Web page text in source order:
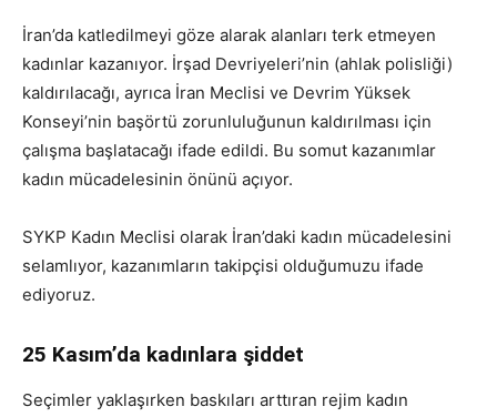
İran’da katledilmeyi göze alarak alanları terk etmeyen
kadınlar kazanıyor. İrşad Devriyeleri’nin (ahlak polisliği)
kaldırılacağı, ayrıca İran Meclisi ve Devrim Yüksek
Konseyi’nin başörtü zorunluluğunun kaldırılması için
çalışma başlatacağı ifade edildi. Bu somut kazanımlar
kadın mücadelesinin önünü açıyor.
SYKP Kadın Meclisi olarak İran’daki kadın mücadelesini
selamlıyor, kazanımların takipçisi olduğumuzu ifade
ediyoruz.
25 Kasım’da kadınlara şiddet
Seçimler yaklaşırken baskıları arttıran rejim kadın